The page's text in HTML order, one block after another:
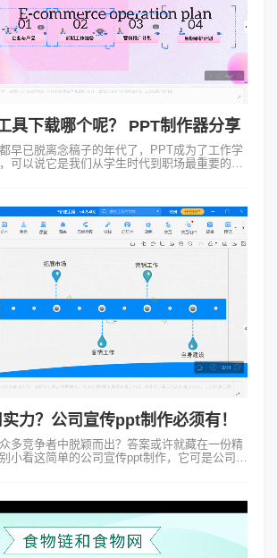
具下载哪个呢？ PPT制作器分享
早已脱离念稿子的年代了，PPT成为了工作学
可以说它是我们从学生时代到职场最重要的工
力？公司宣传ppt制作必须有！
多竞争者中脱颖而出？答案或许就藏在一份精
小看这简单的公司宣传ppt制作，它可是公司形